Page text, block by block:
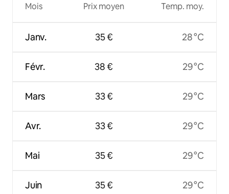
Mois
Janv.
Févr.
Mars
Avr.
Mai
Juin
Prix moyen
35 €
38 €
33 €
33 €
35 €
35 €
Temp. moy.
28 °C
29 °C
29 °C
29 °C
29 °C
29 °C